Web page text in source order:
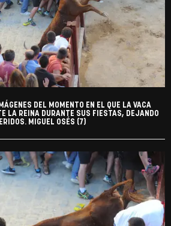
DEL MOMENTO EN EL QUE LA VACA
LA REINA DURANTE SUS FIESTAS, DEJANDO
MIGUEL OSÉS (7)